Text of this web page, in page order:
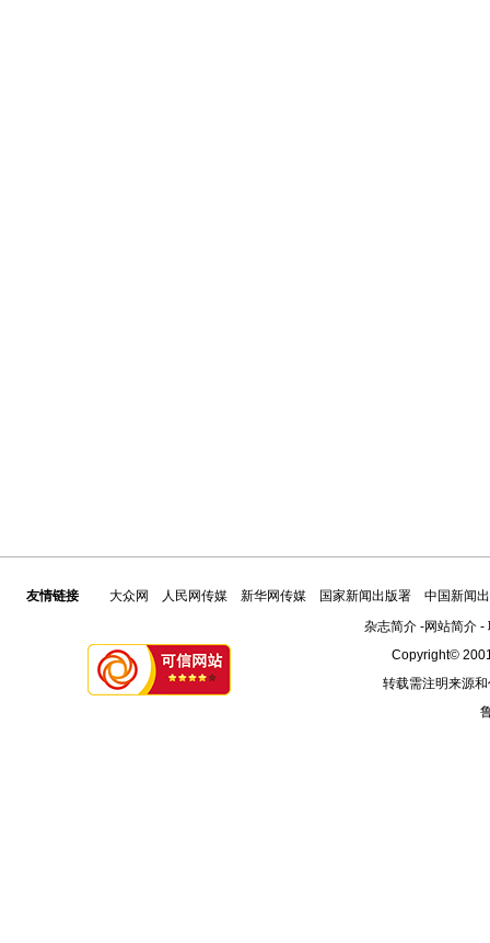
友情链接 大众网 人民网传媒 新华网传媒 国家新闻出版署
中国新闻
杂志简介-网站简介-
Copyright©
转载需注明来源